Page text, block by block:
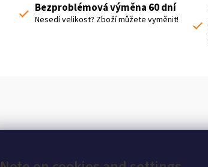
n
t
r
Bezproblémová výměna 60 dní
Nesedí velikost? Zboží můžete vyměnit!